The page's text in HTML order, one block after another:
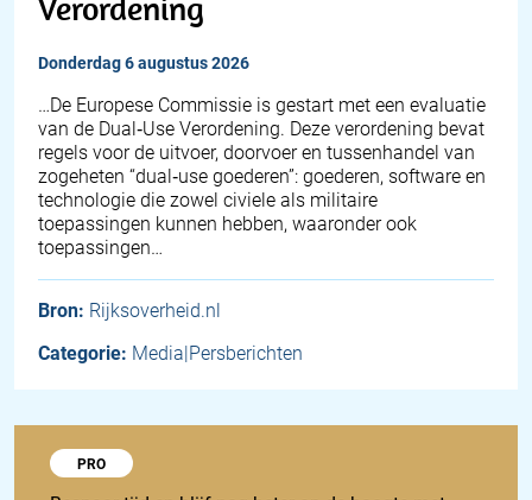
donderdag 6 augustus 2026
…De Europese Commissie is gestart met een evaluatie
van de Dual‑Use Verordening. Deze verordening bevat
regels voor de uitvoer, doorvoer en tussenhandel van
zogeheten “dual‑use goederen”: goederen, software en
technologie die zowel civiele als militaire
toepassingen kunnen hebben, waaronder ook
toepassingen…
Bron: Rijksoverheid.nl
Categorie: Media|Persberichten
Probeer 1848 Pro
PRO